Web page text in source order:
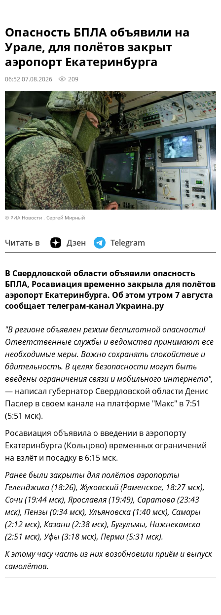
Опасность БПЛА объявили на
Урале, для полётов закрыт
аэропорт Екатеринбурга
06:52 07.08.2026 209
© РИА Новости . Сергей Мирный
Читать в Дзен Telegram
В Свердловской области объявили опасность
БПЛА, Росавиация временно закрыла для полётов
аэропорт Екатеринбурга. Об этом утром 7 августа
сообщает телеграм-канал Украина.ру
"В регионе объявлен режим беспилотной опасности!
Ответственные службы и ведомства принимают все
необходимые меры. Важно сохранять спокойствие и
бдительность. В целях безопасности могут быть
введены ограничения связи и мобильного интернета",
— написал губернатор Свердловской области Денис
Паслер в своем канале на платформе "Макс" в 7:51
(5:51 мск).
Росавиация объявила о введении в аэропорту
Екатеринбурга (Кольцово) временных ограничений
на взлёт и посадку в 6:15 мск.
Ранее были закрыты для полётов аэропорты
Геленджика (18:26), Жуковский (Раменское, 18:27 мск),
Сочи (19:44 мск), Ярославля (19:49), Саратова (23:43
мск), Пензы (0:34 мск), Ульяновска (1:40 мск), Самары
(2:12 мск), Казани (2:38 мск), Бугульмы, Нижнекамска
(2:51 мск), Уфы (3:18 мск), Перми (5:31 мск).
К этому часу часть из них возобновили приём и выпуск
самолётов.